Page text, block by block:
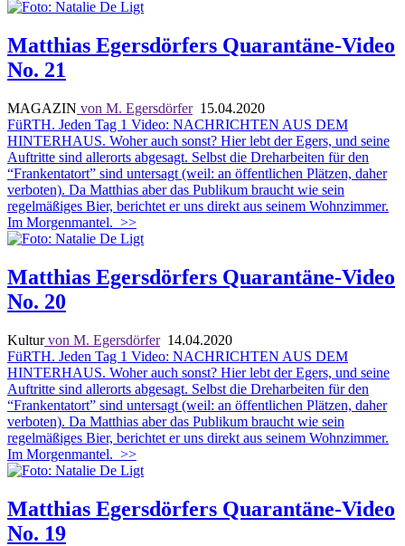
Matthias Egersdörfers Quarantäne-Video
No. 21
MAGAZIN von M. Egersdörfer15.04.2020
FüRTH. Jeden Tag 1 Video: NACHRICHTEN AUS DEM
HINTERHAUS. Woher auch sonst? Hier lebt der Egers, und seine
Auftritte sind allerorts abgesagt. Selbst die Dreharbeiten für den
“Frankentatort” sind untersagt (weil: an öffentlichen Plätzen, daher
verboten). Da Matthias aber das Publikum braucht wie sein
regelmäßiges Bier, berichtet er uns direkt aus seinem Wohnzimmer.
Im Morgenmantel. >>
Matthias Egersdörfers Quarantäne-Video
No. 20
Kulturvon M. Egersdörfer14.04.2020
FüRTH. Jeden Tag 1 Video: NACHRICHTEN AUS DEM
HINTERHAUS. Woher auch sonst? Hier lebt der Egers, und seine
Auftritte sind allerorts abgesagt. Selbst die Dreharbeiten für den
“Frankentatort” sind untersagt (weil: an öffentlichen Plätzen, daher
verboten). Da Matthias aber das Publikum braucht wie sein
regelmäßiges Bier, berichtet er uns direkt aus seinem Wohnzimmer.
Im Morgenmantel. >>
Matthias Egersdörfers Quarantäne-Video
No. 19